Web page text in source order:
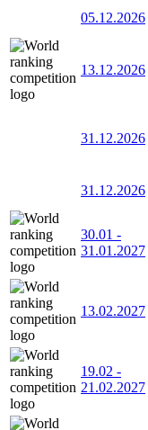
05.12.2026
13.12.2026
31.12.2026
31.12.2026
30.01 -
31.01.2027
13.02.2027
19.02 -
21.02.2027